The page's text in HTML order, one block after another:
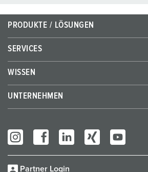
PRODUKTE / LÖSUNGEN
SERVICES
WISSEN
UNTERNEHMEN
Partner Login